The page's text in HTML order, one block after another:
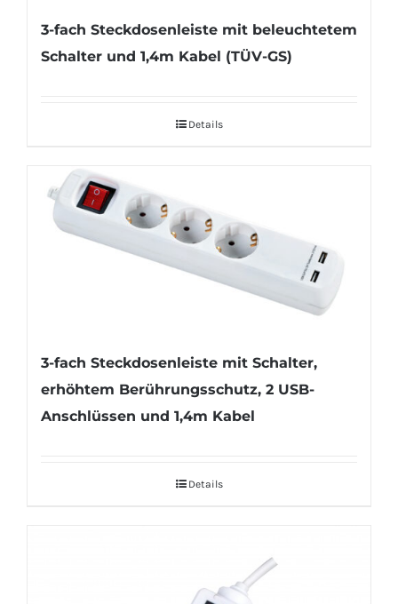
3-fach Steckdosenleiste mit beleuchtetem
Schalter und 1,4m Kabel (TÜV-GS)
Details
3-fach Steckdosenleiste mit Schalter,
erhöhtem Berührungsschutz, 2 USB-
Anschlüssen und 1,4m Kabel
Details